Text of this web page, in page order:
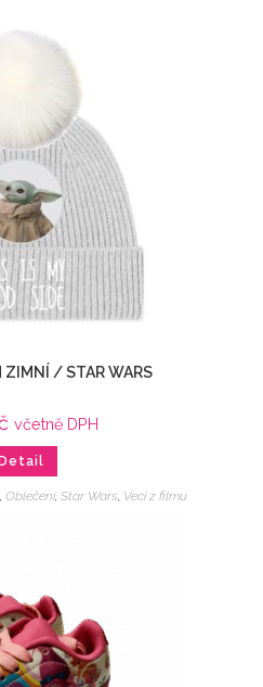
ZIMNÍ / STAR WARS
včetně DPH
Detail
, Oblečení, Star Wars, Veci z filmu